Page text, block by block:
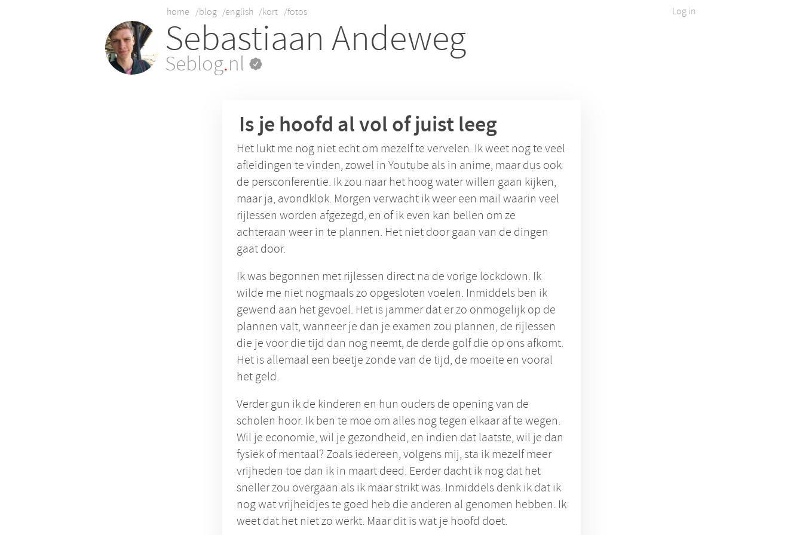
Log in
home /blog /english /kort /fotos
Sebastiaan Andeweg
Seblog.nl
Is je hoofd al vol of juist leeg
Het lukt me nog niet echt om mezelf te vervelen. Ik weet nog te veel
afleidingen te vinden, zowel in Youtube als in anime, maar dus ook
de persconferentie. Ik zou naar het hoog water willen gaan kijken,
maar ja, avondklok. Morgen verwacht ik weer een mail waarin veel
rijlessen worden afgezegd, en of ik even kan bellen om ze
achteraan weer in te plannen. Het niet door gaan van de dingen
gaat door.
Ik was begonnen met rijlessen direct na de vorige lockdown. Ik
wilde me niet nogmaals zo opgesloten voelen. Inmiddels ben ik
gewend aan het gevoel. Het is jammer dat er zo onmogelijk op de
plannen valt, wanneer je dan je examen zou plannen, de rijlessen
die je voor die tijd dan nog neemt, de derde golf die op ons afkomt.
Het is allemaal een beetje zonde van de tijd, de moeite en vooral
het geld.
Verder gun ik de kinderen en hun ouders de opening van de
scholen hoor. Ik ben te moe om alles nog tegen elkaar af te wegen.
Wil je economie, wil je gezondheid, en indien dat laatste, wil je dan
fysiek of mentaal? Zoals iedereen, volgens mij, sta ik mezelf meer
vrijheden toe dan ik in maart deed. Eerder dacht ik nog dat het
sneller zou overgaan als ik maar strikt was. Inmiddels denk ik dat ik
nog wat vrijheidjes te goed heb die anderen al genomen hebben. Ik
weet dat het niet zo werkt. Maar dit is wat je hoofd doet.